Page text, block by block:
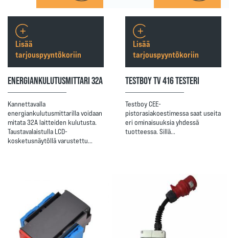
ENERGIANKULUTUSMITTARI 32A
Kannettavalla
energiankulutusmittarilla voidaan
mitata 32A laitteiden kulutusta.
Taustavalaistulla LCD-
kosketusnäytöllä varustettu…
Lisää
tarjouspyyntökoriin
TESTBOY TV 416 TESTERI
Testboy CEE-
pistorasiakoestimessa saat useita
eri ominaisuuksia yhdessä
tuotteessa. Sillä…
Lisää
tarjouspyyntökoriin